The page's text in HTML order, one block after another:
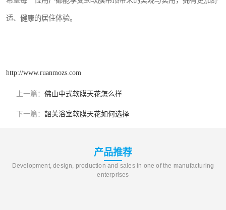
适、健康的居住体验。
http://www.ruanmozs.com
上一篇： 佛山中式软膜天花怎么样
下一篇： 韶关浴室软膜天花如何选择
产品推荐
Development, design, production and sales in one of the manufacturing
enterprises